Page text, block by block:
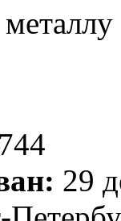
29